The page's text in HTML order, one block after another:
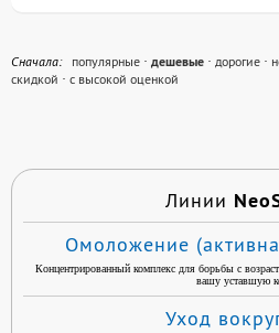
Cначала: популярные · дешевые · дорогие ·
скидкой · с высокой оценкой
Линии
Омоложение
Концентрированный комплекс для борьбы с
вашу уставшую
Уход